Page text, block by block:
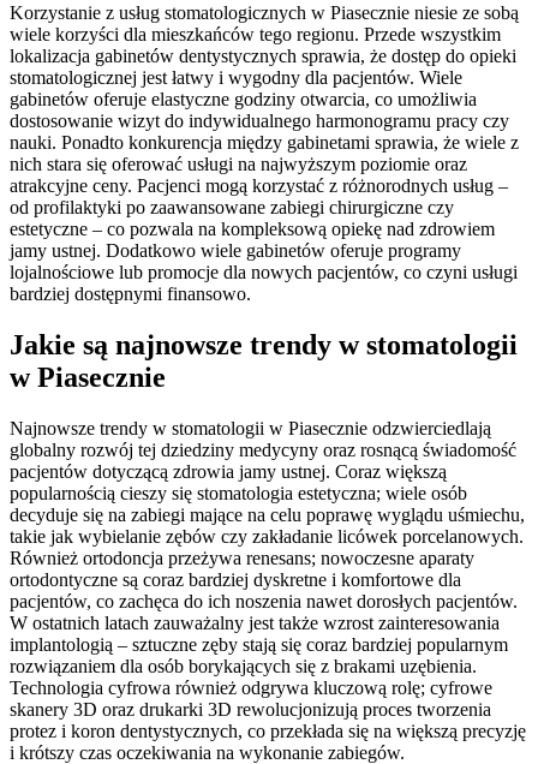
Korzystanie z usług stomatologicznych w Piasecznie niesie ze sobą
wiele korzyści dla mieszkańców tego regionu. Przede wszystkim
lokalizacja gabinetów dentystycznych sprawia, że dostęp do opieki
stomatologicznej jest łatwy i wygodny dla pacjentów. Wiele
gabinetów oferuje elastyczne godziny otwarcia, co umożliwia
dostosowanie wizyt do indywidualnego harmonogramu pracy czy
nauki. Ponadto konkurencja między gabinetami sprawia, że wiele z
nich stara się oferować usługi na najwyższym poziomie oraz
atrakcyjne ceny. Pacjenci mogą korzystać z różnorodnych usług –
od profilaktyki po zaawansowane zabiegi chirurgiczne czy
estetyczne – co pozwala na kompleksową opiekę nad zdrowiem
jamy ustnej. Dodatkowo wiele gabinetów oferuje programy
lojalnościowe lub promocje dla nowych pacjentów, co czyni usługi
bardziej dostępnymi finansowo.
Jakie są najnowsze trendy w stomatologii
w Piasecznie
Najnowsze trendy w stomatologii w Piasecznie odzwierciedlają
globalny rozwój tej dziedziny medycyny oraz rosnącą świadomość
pacjentów dotyczącą zdrowia jamy ustnej. Coraz większą
popularnością cieszy się stomatologia estetyczna; wiele osób
decyduje się na zabiegi mające na celu poprawę wyglądu uśmiechu,
takie jak wybielanie zębów czy zakładanie licówek porcelanowych.
Również ortodoncja przeżywa renesans; nowoczesne aparaty
ortodontyczne są coraz bardziej dyskretne i komfortowe dla
pacjentów, co zachęca do ich noszenia nawet dorosłych pacjentów.
W ostatnich latach zauważalny jest także wzrost zainteresowania
implantologią – sztuczne zęby stają się coraz bardziej popularnym
rozwiązaniem dla osób borykających się z brakami uzębienia.
Technologia cyfrowa również odgrywa kluczową rolę; cyfrowe
skanery 3D oraz drukarki 3D rewolucjonizują proces tworzenia
protez i koron dentystycznych, co przekłada się na większą precyzję
i krótszy czas oczekiwania na wykonanie zabiegów.